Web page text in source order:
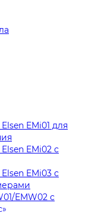
EMi01 для
EMi02 с
EMi03 с
EMW02 с